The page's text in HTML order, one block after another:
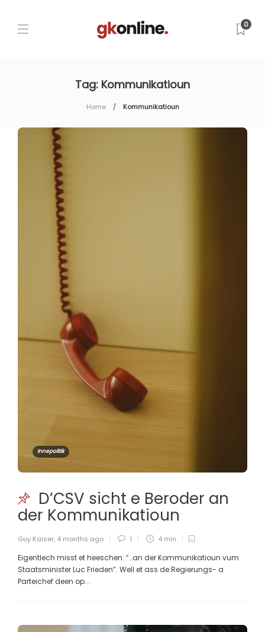
0
Tag: Kommunikatioun
Home Kommunikatioun
Innepolitik
D’CSV sicht e Beroder an
der Kommunikatioun
Guy Kaiser, 4 months ago 1 4 min
Eigentlech misst et heeschen: “…an der Kommunikatioun vum
Staatsminister Luc Frieden”. Well et ass de Regierungs- a
Parteichef deen op...